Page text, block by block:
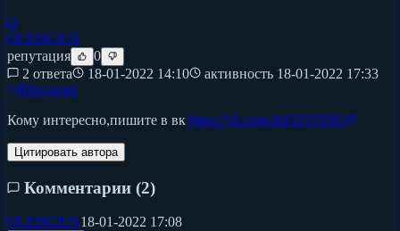
O
OLEDGIUS
репутация
0
2 ответа
18-01-2022 14:10 активность 18-01-2022 17:33
#Продажа
Кому интересно,пишите в вк https://vk.com/id432333583
Цитировать автора
Комментарии (2)
OLEDGIUS18-01-2022 17:08